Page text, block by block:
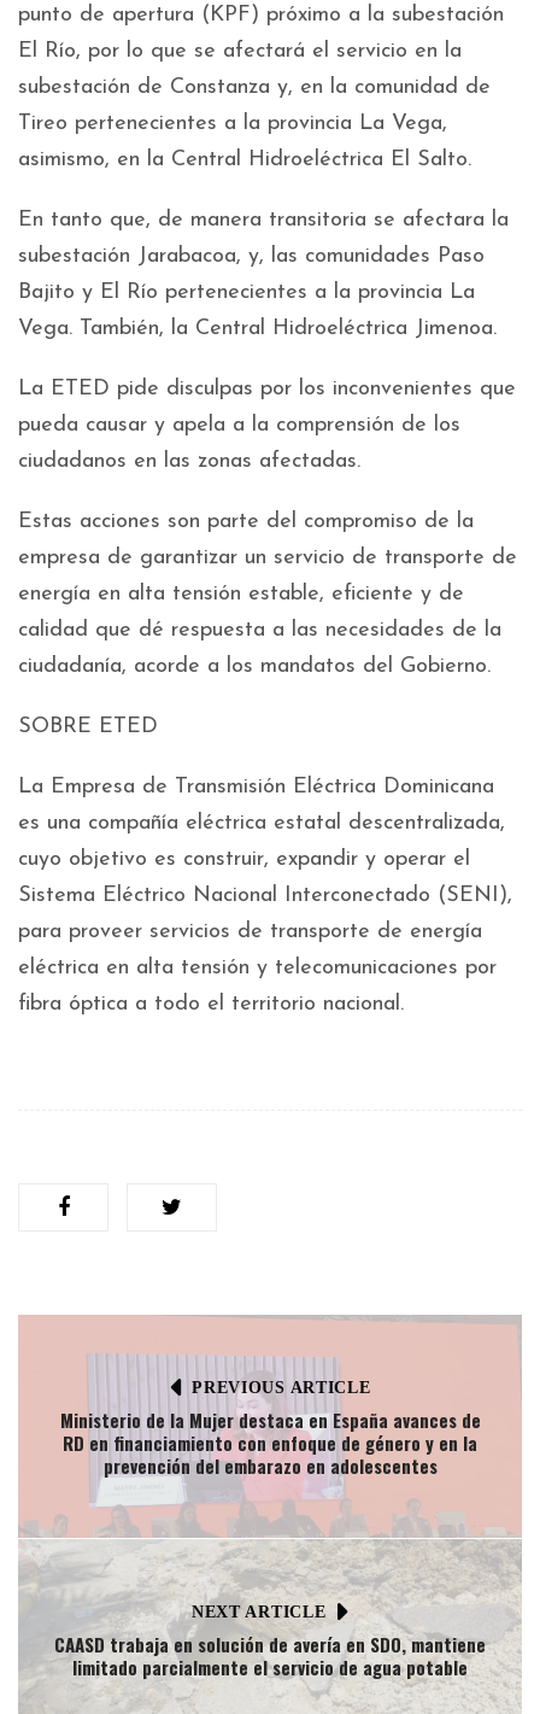
punto de apertura (KPF) próximo a la subestación
El Río, por lo que se afectará el servicio en la
subestación de Constanza y, en la comunidad de
Tireo pertenecientes a la provincia La Vega,
asimismo, en la Central Hidroeléctrica El Salto.
En tanto que, de manera transitoria se afectara la
subestación Jarabacoa, y, las comunidades Paso
Bajito y El Río pertenecientes a la provincia La
Vega. También, la Central Hidroeléctrica Jimenoa.
La ETED pide disculpas por los inconvenientes que
pueda causar y apela a la comprensión de los
ciudadanos en las zonas afectadas.
Estas acciones son parte del compromiso de la
empresa de garantizar un servicio de transporte de
energía en alta tensión estable, eficiente y de
calidad que dé respuesta a las necesidades de la
ciudadanía, acorde a los mandatos del Gobierno.
SOBRE ETED
La Empresa de Transmisión Eléctrica Dominicana
es una compañía eléctrica estatal descentralizada,
cuyo objetivo es construir, expandir y operar el
Sistema Eléctrico Nacional Interconectado (SENI),
para proveer servicios de transporte de energía
eléctrica en alta tensión y telecomunicaciones por
fibra óptica a todo el territorio nacional.
PREVIOUS ARTICLE
Ministerio de la Mujer destaca en España avances de
RD en financiamiento con enfoque de género y en la
prevención del embarazo en adolescentes
NEXT ARTICLE
CAASD trabaja en solución de avería en SDO, mantiene
limitado parcialmente el servicio de agua potable